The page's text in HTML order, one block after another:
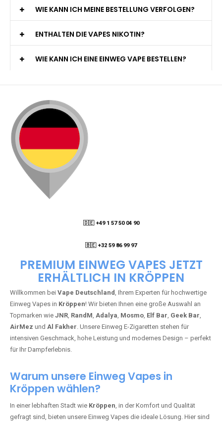
WIE KANN ICH MEINE BESTELLUNG VERFOLGEN?
ENTHALTEN DIE VAPES NIKOTIN?
WIE KANN ICH EINE EINWEG VAPE BESTELLEN?
🇩🇪 +49 1 57 50 04 90
🇧🇪 +32 59 86 99 97
PREMIUM EINWEG VAPES JETZT
ERHÄLTLICH IN KRÖPPEN
Willkommen bei Vape Deutschland, Ihrem Experten für hochwertige
Einweg Vapes in Kröppen! Wir bieten Ihnen eine große Auswahl an
Topmarken wie JNR, RandM, Adalya, Mosmo, Elf Bar, Geek Bar,
AirMez und Al Fakher. Unsere Einweg E-Zigaretten stehen für
intensiven Geschmack, hohe Leistung und modernes Design – perfekt
für Ihr Dampferlebnis.
Warum unsere Einweg Vapes in
Kröppen wählen?
In einer lebhaften Stadt wie Kröppen, in der Komfort und Qualität
gefragt sind, bieten unsere Einweg Vapes die ideale Lösung. Hier sind